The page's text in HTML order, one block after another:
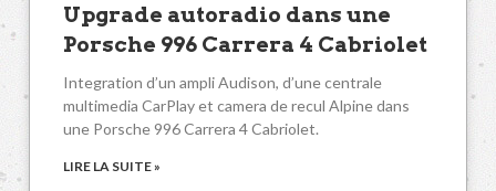
Upgrade autoradio dans une
Porsche 996 Carrera 4 Cabriolet
Integration d’un ampli Audison, d’une centrale
multimedia CarPlay et camera de recul Alpine dans
une Porsche 996 Carrera 4 Cabriolet.
LIRE LA SUITE »